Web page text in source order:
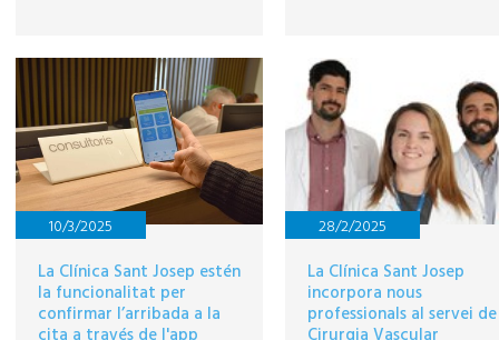
noves tècniques, gràcies a la
tecnologia de darrera
generació.
crear un entorn amable i
acollidor que repercuteixi
positivament en la tasca dels
professionals i en el benestar
dels pacients
10/3/2025
La Clínica Sant Josep estén
la funcionalitat per
confirmar l’arribada a la
cita a través de l'app
28/2/2025
La Clínica Sant Josep
incorpora nous
professionals al servei de
Cirurgia Vascular